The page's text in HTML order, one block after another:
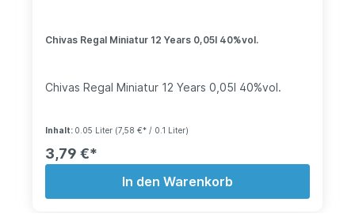
Chivas Regal Miniatur 12 Years 0,05l 40%vol.
Chivas Regal Miniatur 12 Years 0,05l 40%vol.
Inhalt: 0.05 Liter (7,58 €* / 0.1 Liter)
3,79 €*
In den Warenkorb